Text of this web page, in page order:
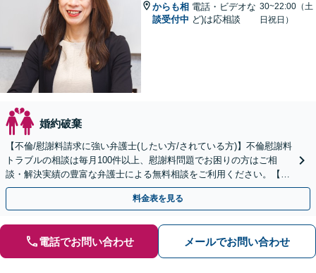
からも相
談受付中
電話・ビデオな
ど)は応相談
30~22:00（土
日祝日）
婚約破棄
【不倫/慰謝料請求に強い弁護士(したい方/されている方)】不倫慰謝料
トラブルの相談は毎月100件以上、慰謝料問題でお困りの方はご相
談・解決実績の豊富な弁護士による無料相談をご利用ください。【初
回相談０円(電話)】【全国対応】
料金表を見る
電話でお問い合わせ メールでお問い合わせ